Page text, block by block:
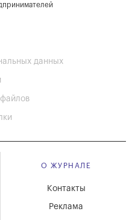
данных
О ЖУРНАЛЕ
Реклама
Контакты